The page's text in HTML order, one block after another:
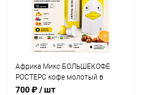
Африка Микс БОЛЬШЕКОФЕ
РОСТЕРС кофе молотый в
капсулах Nespresso, упак. 15 шт.
700 ₽/ шт